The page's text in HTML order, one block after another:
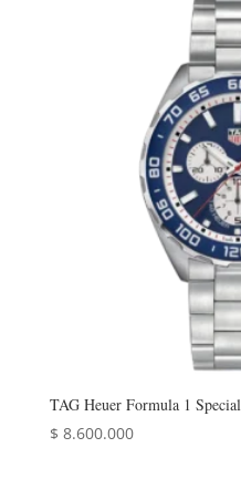
TAG Heuer Formula 1
$ 8.600.000